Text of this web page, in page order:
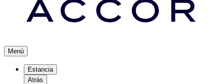
Menú
Estancia
Atrás